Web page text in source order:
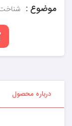
موضوع :
درباره محصول